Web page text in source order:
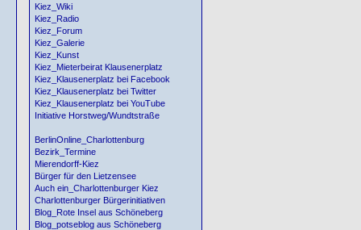
Kiez_Wiki
Kiez_Radio
Kiez_Forum
Kiez_Galerie
Kiez_Kunst
Kiez_Mieterbeirat Klausenerplatz
Kiez_Klausenerplatz bei Facebook
Kiez_Klausenerplatz bei Twitter
Kiez_Klausenerplatz bei YouTube
Initiative Horstweg/Wundtstraße
BerlinOnline_Charlottenburg
Bezirk_Termine
Mierendorff-Kiez
Bürger für den Lietzensee
Auch ein_Charlottenburger Kiez
Charlottenburger Bürgerinitiativen
Blog_Rote Insel aus Schöneberg
Blog_potseblog aus Schöneberg